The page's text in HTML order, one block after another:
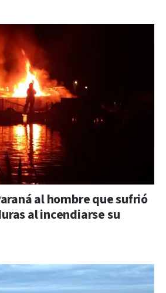
al hombre que sufrió
al incendiarse su